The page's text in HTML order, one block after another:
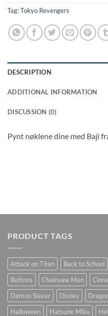
Tag:Tokyo Revengers
DESCRIPTION
ADDITIONAL INFORMATION
DISCUSSION (0)
Pynt nøklene dine med Baji
PRODUCT TAGS
Attack on Titan Back to School
Buttons
Chainsaw Man
Demon Slayer
Disney
Halloween
Hatsune Miku